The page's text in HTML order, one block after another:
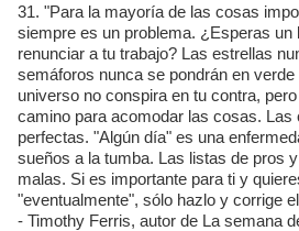
31. "Para la mayoría de las cosas
siempre es un problema. ¿Esperas un
renunciar a tu trabajo? Las estrellas
semáforos nunca se pondrán en
universo no conspira en tu contra,
camino para acomodar las cosas. Las
perfectas. "Algún día" es una
sueños a la tumba. Las listas de pros
malas. Si es importante para ti y
"eventualmente", sólo hazlo y corrige
- Timothy Ferris, autor de La semana